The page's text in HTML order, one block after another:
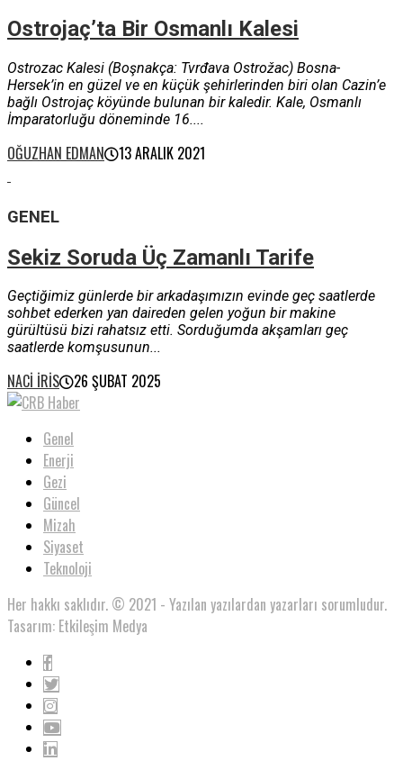
Ostrojaç’ta Bir Osmanlı Kalesi
Ostrozac Kalesi (Boşnakça: Tvrđava Ostrožac) Bosna-
Hersek’in en güzel ve en küçük şehirlerinden biri olan Cazin’e
bağlı Ostrojaç köyünde bulunan bir kaledir. Kale, Osmanlı
İmparatorluğu döneminde 16....
OĞUZHAN EDMAN 13 ARALIK 2021
GENEL
Sekiz Soruda Üç Zamanlı Tarife
Geçtiğimiz günlerde bir arkadaşımızın evinde geç saatlerde
sohbet ederken yan daireden gelen yoğun bir makine
gürültüsü bizi rahatsız etti. Sorduğumda akşamları geç
saatlerde komşusunun...
NACI İRIS 26 ŞUBAT 2025
Genel
Enerji
Gezi
Güncel
Mizah
Siyaset
Teknoloji
Her hakkı saklıdır. © 2021 - Yazılan yazılardan yazarları sorumludur.
Tasarım: Etkileşim Medya